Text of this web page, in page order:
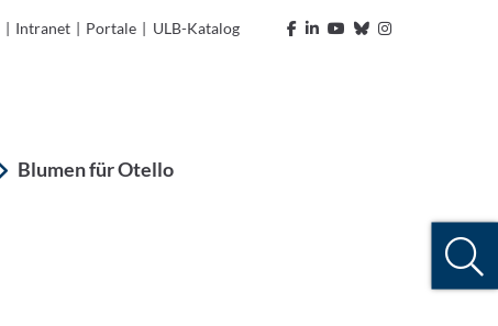
| Intranet | Portale | ULB-Katalog
Blumen für Otello